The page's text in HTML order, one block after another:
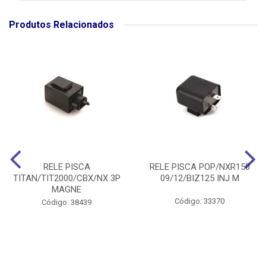
Produtos Relacionados
RELE PISCA
TITAN/TIT2000/CBX/NX 3P
MAGNE
Código: 38439
RELE PISCA POP/NXR150
09/12/BIZ125 INJ M
Código: 33370